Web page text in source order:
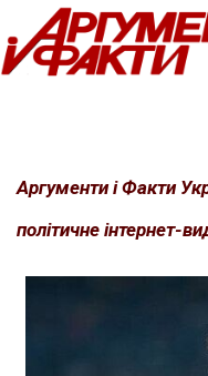
Перейти
до
вмісту
Аргументи і Факти
політичне інтернет-